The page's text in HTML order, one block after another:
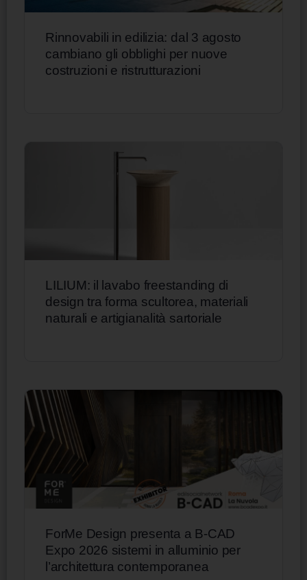
Rinnovabili in edilizia: dal 3 agosto
cambiano gli obblighi per nuove
costruzioni e ristrutturazioni
LILIUM: il lavabo freestanding di
design tra forma scultorea, materiali
naturali e artigianalità sartoriale
ForMe Design presenta a B-CAD
Expo 2026 sistemi in alluminio per
l’architettura contemporanea